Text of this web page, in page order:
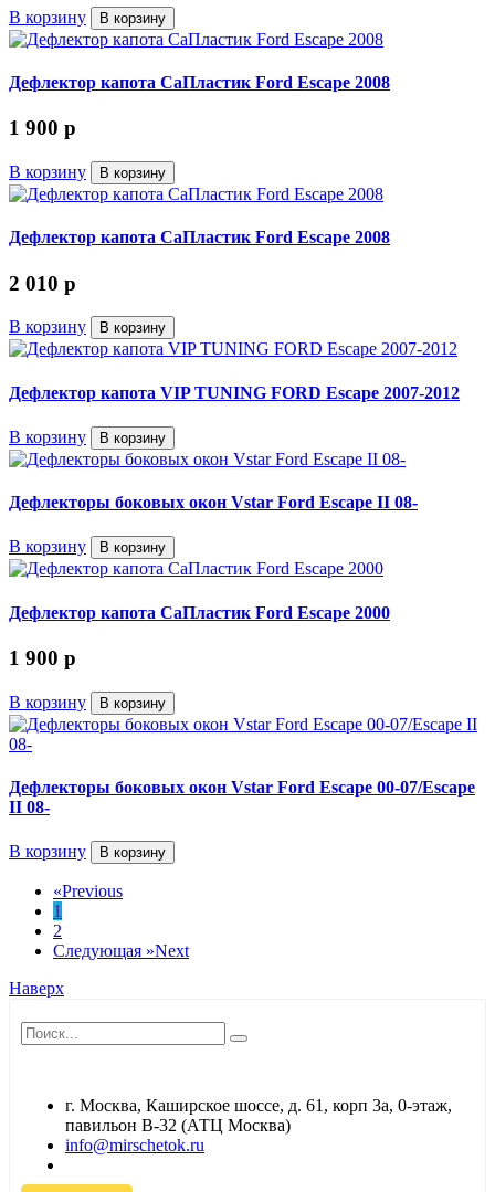
В корзину В корзину
Дефлектор капота СаПластик Ford Escape 2008
1 900 p
В корзину В корзину
Дефлектор капота СаПластик Ford Escape 2008
2 010 p
В корзину В корзину
Дефлектор капота VIP TUNING FORD Escape 2007-2012
В корзину В корзину
Дефлекторы боковых окон Vstar Ford Escape II 08-
В корзину В корзину
Дефлектор капота СаПластик Ford Escape 2000
1 900 p
В корзину В корзину
Дефлекторы боковых окон Vstar Ford Escape 00-07/Escape
II 08-
В корзину В корзину
«Previous
1
2
Следующая »Next
Наверх
г. Москва, Каширское шоссе, д. 61, корп 3а, 0-этаж,
павильон В-32 (АТЦ Москва)
info@mirschetok.ru